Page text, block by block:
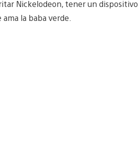
Nickelodeon, tener un dispositivo
la baba verde.